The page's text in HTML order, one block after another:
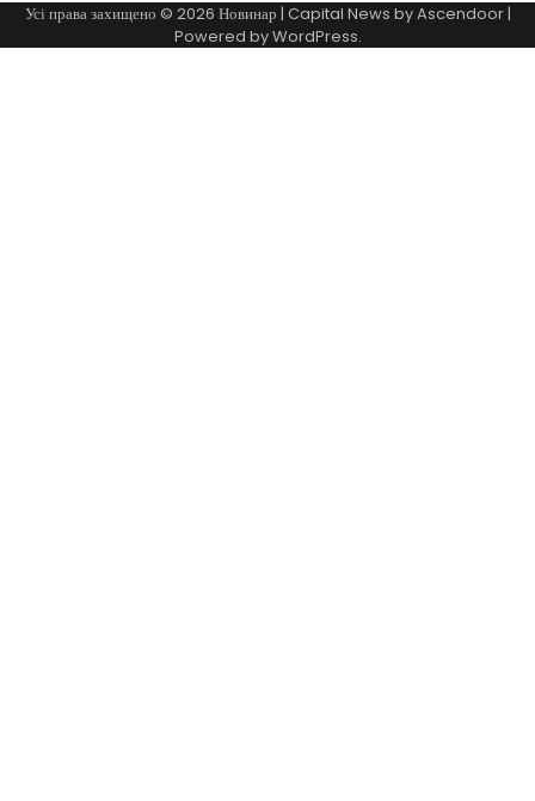
Усі права захищено © 2026 Новинар | Capital News byAscendoor|
Powered byWordPress.